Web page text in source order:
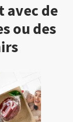
avec de
ou des